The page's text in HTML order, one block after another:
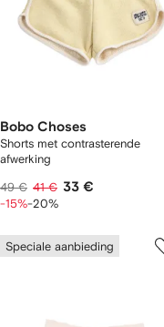
Bobo Choses
Shorts met contrasterende
afwerking
49 € 41 € 33 €
-15%-20%
Speciale aanbieding